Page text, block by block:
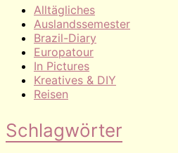
Alltägliches
Auslandssemester
Brazil-Diary
Europatour
In Pictures
Kreatives & DIY
Reisen
Schlagwörter